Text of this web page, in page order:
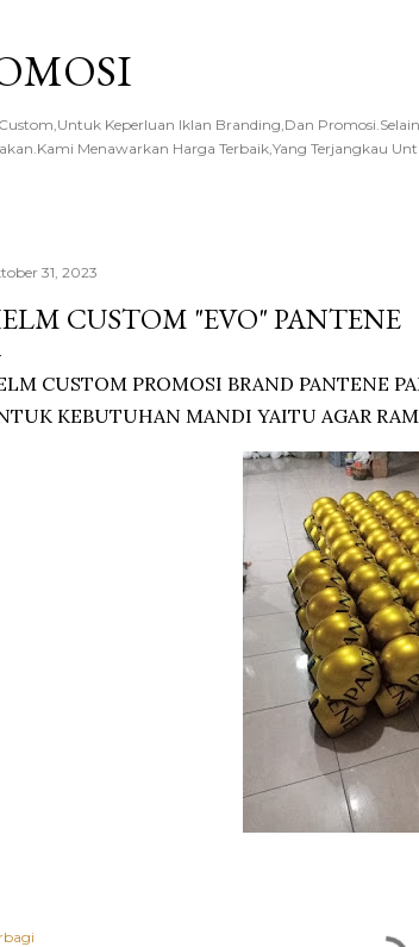
Keperluan Iklan Branding,Dan
Menawarkan Harga Terbaik,Yang Terjangkau
31, 2023
CUSTOM "EVO" PANTENE
CUSTOM PROMOSI BRAND PANTENE
KEBUTUHAN MANDI YAITU AGAR